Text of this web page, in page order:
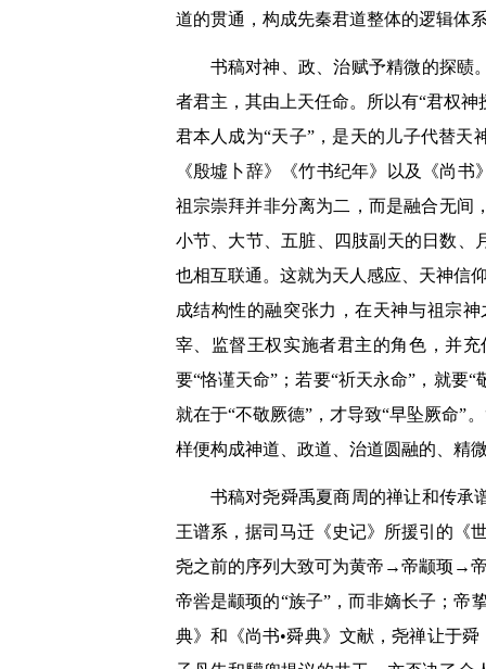
道的贯通，构成先秦君道整体的逻辑体
书稿对神、政、治赋予精微的探赜
者君主，其由上天任命。所以有“君权
君本人成为“天子”，是天的儿子代替
《殷墟卜辞》《竹书纪年》以及《尚
祖宗崇拜并非分离为二，而是融合无间
小节、大节、五脏、四肢副天的日数、
也相互联通。这就为天人感应、天神信
成结构性的融突张力，在天神与祖宗
宰、监督王权实施者君主的角色，并
要“恪谨天命”；若要“祈天永命”，就要
就在于“不敬厥德”，才导致“早坠厥命”
样便构成神道、政道、治道圆融的、精
书稿对尧舜禹夏商周的禅让和传承
王谱系，据司马迁《史记》所援引的《
尧之前的序列大致可为黄帝→帝颛顼→
帝喾是颛顼的“族子”，而非嫡长子；帝
典》和《尚书•舜典》文献，尧禅让于